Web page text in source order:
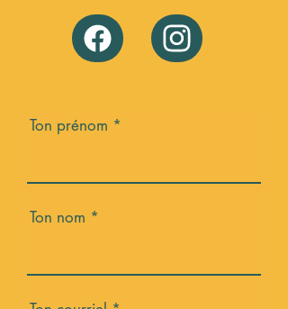
Ton prénom
Ton nom